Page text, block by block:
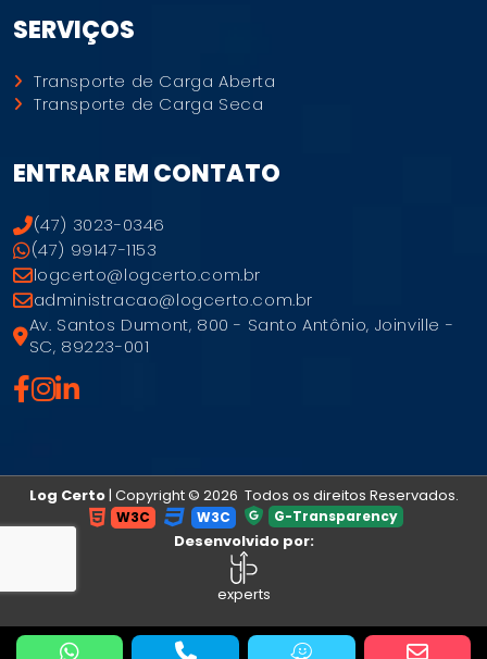
SERVIÇOS
Transporte de Carga Aberta
Transporte de Carga Seca
ENTRAR EM CONTATO
(47) 3023-0346
(47) 99147-1153
logcerto@logcerto.com.br
administracao@logcerto.com.br
Av. Santos Dumont, 800 - Santo Antônio, Joinville -
SC, 89223-001
Log Certo| Copyright © 2026 Todos os direitos Reservados.
W3C W3C G-Transparency
Desenvolvido por:
experts